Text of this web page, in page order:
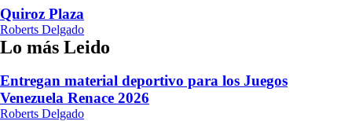
Quiroz Plaza
Roberts Delgado
Lo más Leido
Entregan material deportivo para los Juegos
Venezuela Renace 2026
Roberts Delgado